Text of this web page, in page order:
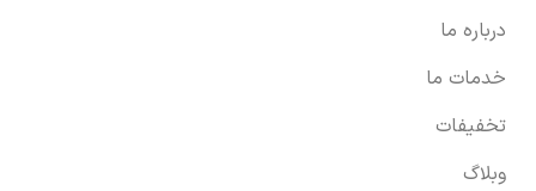
درباره ما
خدمات ما
تخفیفات
وبلاگ